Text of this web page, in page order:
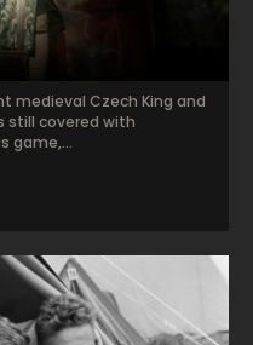
medieval Czech King and
still covered with
game,...